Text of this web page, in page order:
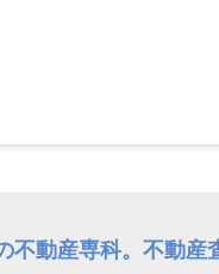
不動産専科。不動産